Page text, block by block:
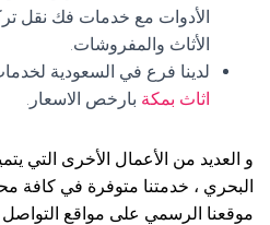
الأدوات مع خدمات فك نقل
الأثاث والمفروشات.
لدينا فرع في السعودية
اثاث بمكة بارخص الاسعار.
و العديد من الأعمال الأخرى التي
البحري ، خدمتنا متوفرة في كافة
موقعنا الرسمي على مواقع